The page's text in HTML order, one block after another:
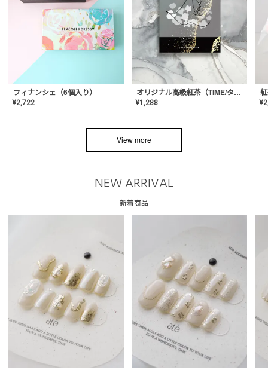
フィナンシェ（6個入り）
¥2,722
オリジナル高級紅茶（TIME/タイム）【ギフト/プチギフト/プレゼント/内祝い/結婚式/オリジナル配合/高品質/ハーブティー/茶葉/記念日/お返し/手土産/美容/おしゃれ】
¥1,288 ¥
View more
NEW ARRIVAL
新着商品